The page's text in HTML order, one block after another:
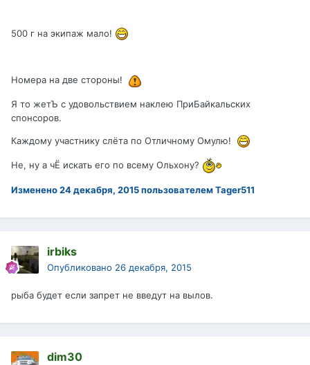
500 г на экипаж мало!
Номера на две стороны!
Я то жетЪ с удовольствием наклею ПриБайкальских
спонсоров.
Каждому участнику слёта по Отличному Омулю!
Не, ну а чЁ искать его по всему Ольхону?
Изменено24 декабря, 2015пользователем Tager511
irbiks
Опубликовано 26 декабря, 2015
рыба будет если запрет не введут на вылов.
dim30